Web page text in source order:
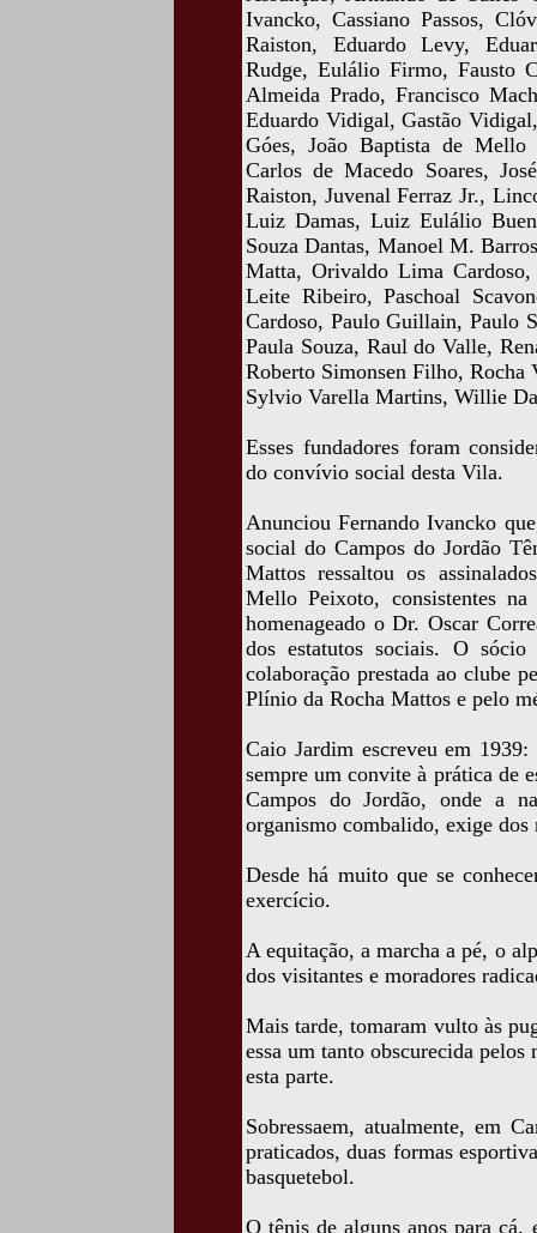
Ivancko, Cassiano Passos,
Raiston, Eduardo Levy,
Rudge, Eulálio Firmo, Fausto
Almeida Prado, Francisco
Eduardo Vidigal, Gastão
Góes, João Baptista de
Carlos de Macedo Soares,
Raiston, Juvenal Ferraz Jr.,
Luiz Damas, Luiz Eulálio
Souza Dantas, Manoel M.
Matta, Orivaldo Lima
Leite Ribeiro, Paschoal
Cardoso, Paulo Guillain, Paulo
Paula Souza, Raul do Valle,
Roberto Simonsen Filho,
Sylvio Varella Martins, Willie
Esses fundadores foram
do convívio social desta Vila.
Anunciou Fernando Ivancko
social do Campos do Jordão
Mattos ressaltou os
Mello Peixoto, consistentes
homenageado o Dr. Oscar
dos estatutos sociais. O
colaboração prestada ao clube
Plínio da Rocha Mattos e pelo
Caio Jardim escreveu em
sempre um convite à prática de
Campos do Jordão, onde a
organismo combalido, exige
Desde há muito que se
exercício.
A equitação, a marcha a pé, o
dos visitantes e moradores
Mais tarde, tomaram vulto às
essa um tanto obscurecida pelos
esta parte.
Sobressaem, atualmente, em
praticados, duas formas
basquetebol.
O tênis de alguns anos para cá,